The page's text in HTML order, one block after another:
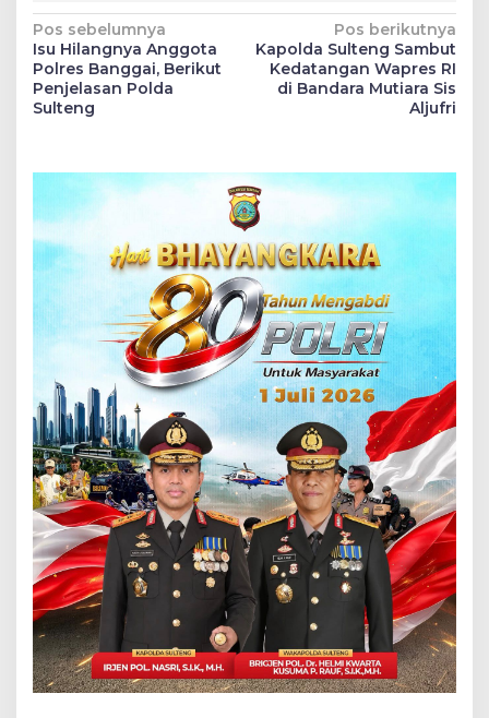
Navigasi
pos
Pos sebelumnya
Isu Hilangnya Anggota
Polres Banggai, Berikut
Penjelasan Polda
Sulteng
Pos berikutnya
Kapolda Sulteng Sambut
Kedatangan Wapres RI
di Bandara Mutiara Sis
Aljufri